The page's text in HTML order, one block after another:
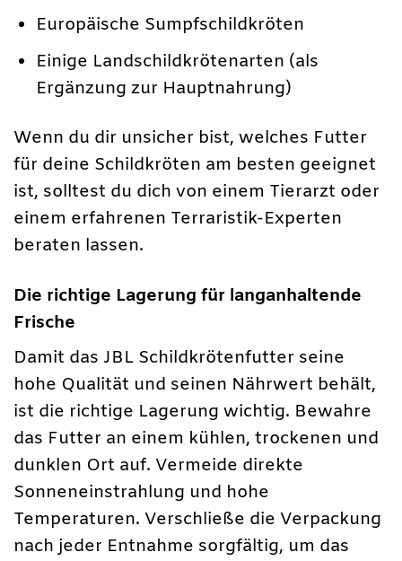
Europäische Sumpfschildkröten
Einige Landschildkrötenarten (als
Ergänzung zur Hauptnahrung)
Wenn du dir unsicher bist, welches Futter
für deine Schildkröten am besten geeignet
ist, solltest du dich von einem Tierarzt oder
einem erfahrenen Terraristik-Experten
beraten lassen.
Die richtige Lagerung für langanhaltende
Frische
Damit das JBL Schildkrötenfutter seine
hohe Qualität und seinen Nährwert behält,
ist die richtige Lagerung wichtig. Bewahre
das Futter an einem kühlen, trockenen und
dunklen Ort auf. Vermeide direkte
Sonneneinstrahlung und hohe
Temperaturen. Verschließe die Verpackung
nach jeder Entnahme sorgfältig, um das